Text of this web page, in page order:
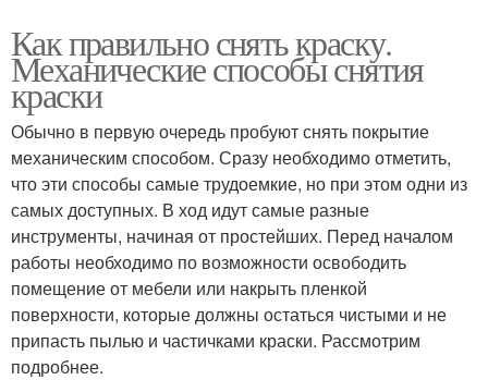
Как правильно снять краску.
Механические способы снятия
краски
Обычно в первую очередь пробуют снять покрытие
механическим способом. Сразу необходимо отметить,
что эти способы самые трудоемкие, но при этом одни из
самых доступных. В ход идут самые разные
инструменты, начиная от простейших. Перед началом
работы необходимо по возможности освободить
помещение от мебели или накрыть пленкой
поверхности, которые должны остаться чистыми и не
припасть пылью и частичками краски. Рассмотрим
подробнее.